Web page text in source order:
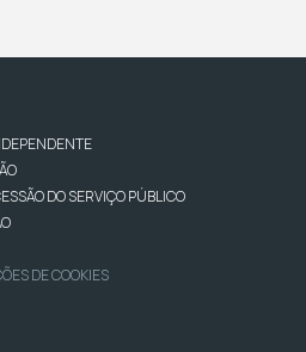
DO SERVIÇO PÚBLICO
DE COOKIES